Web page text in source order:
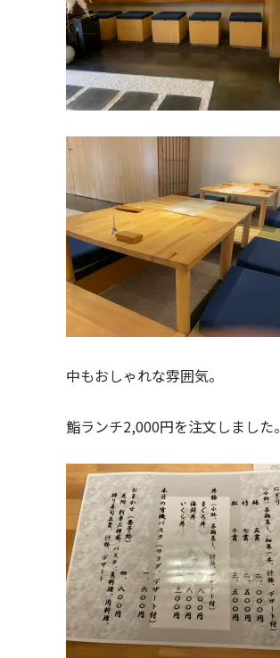
中もおしゃれな雰囲気。
鮨ランチ2,000円を注文しました。